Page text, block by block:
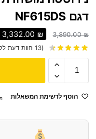
דגם NF615DS
3,890.00₪
3,332.00 ₪
(
13 חוות דעת
הוסף לרשימת המשאלות